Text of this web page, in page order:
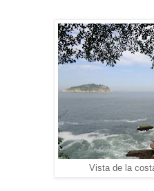
Vista de la